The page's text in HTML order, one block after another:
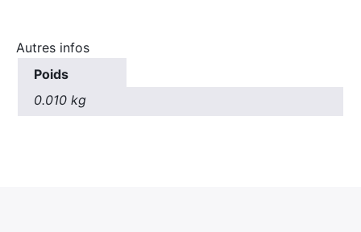
Autres infos
Poids
0.010 kg